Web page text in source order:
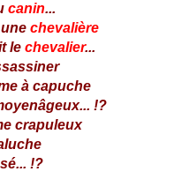
canin...
chevalière
le chevalier...
à capuche
!?
crapuleux
!?